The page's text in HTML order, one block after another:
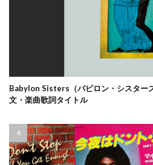
Babylon Sisters（バビロン・シスター
文・楽曲歌詞タイトル